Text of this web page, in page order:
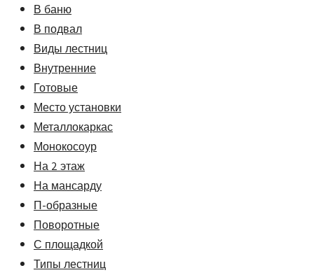
В баню
В подвал
Виды лестниц
Внутренние
Готовые
Место установки
Металлокаркас
Монокосоур
На 2 этаж
На мансарду
П-образные
Поворотные
С площадкой
Типы лестниц